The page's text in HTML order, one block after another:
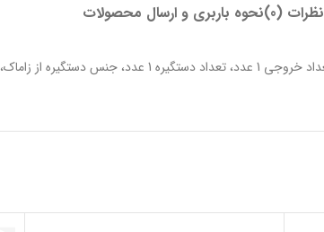
نظرات (0) نحوه باربری و ارسال محصولات